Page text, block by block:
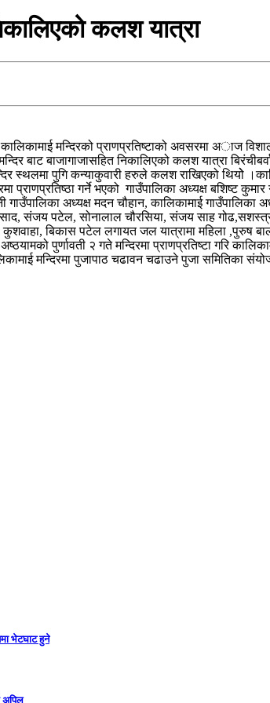
कलश यात्रा
कालिकामाई मन्दिरको प्राणप्रतिष्टाको अवसरमा अाज
बाट बाजागाजासहित निकालिएको कलश यात्रा
स्थलमा पुगि कन्याकुवारी हरुले कलश राखिएको थियोे
प्राणप्रतिष्ठा गर्ने भएको गाउँपालिका अध्यक्ष
अध्यक्ष मदन चौहान, कालिकामाई गाउँपालिका
संजय पटेल, सोनालाल चौरसिया, संजय साह
बिकास पटेल लगायत जल यात्रामा महिला ,पुरुष
पुर्णावती २ गते मन्दिरमा प्राणप्रतिष्टा गरि
मन्दिरमा पुजापाठ चढावन चढाउने पुजा समितिका
भेटघाट हुने
अपिल